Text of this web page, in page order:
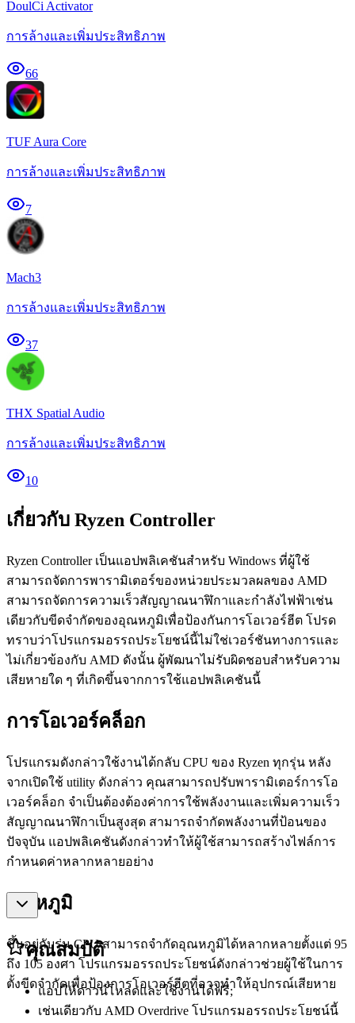
DoulCi Activator
การล้างและเพิ่มประสิทธิภาพ
66
TUF Aura Core
การล้างและเพิ่มประสิทธิภาพ
7
Mach3
การล้างและเพิ่มประสิทธิภาพ
37
THX Spatial Audio
การล้างและเพิ่มประสิทธิภาพ
10
เกี่ยวกับ Ryzen Controller
Ryzen Controller เป็นแอปพลิเคชันสำหรับ Windows ที่ผู้ใช้
สามารถจัดการพารามิเตอร์ของหน่วยประมวลผลของ AMD
สามารถจัดการความเร็วสัญญาณนาฬิกาและกำลังไฟฟ้าเช่น
เดียวกับขีดจำกัดของอุณหภูมิเพื่อป้องกันการโอเวอร์ฮีต โปรด
ทราบว่าโปรแกรมอรรถประโยชน์นี้ไม่ใช่เวอร์ชันทางการและ
ไม่เกี่ยวข้องกับ AMD ดังนั้น ผู้พัฒนาไม่รับผิดชอบสำหรับความ
เสียหายใด ๆ ที่เกิดขึ้นจากการใช้แอปพลิเคชันนี้
การโอเวอร์คล็อก
โปรแกรมดังกล่าวใช้งานได้กลับ CPU ของ Ryzen ทุกรุ่น หลัง
จากเปิดใช้ utility ดังกล่าว คุณสามารถปรับพารามิเตอร์การโอ
เวอร์คล็อก จำเป็นต้องต้องค่าการใช้พลังงานและเพิ่มความเร็ว
สัญญาณนาฬิกาเป็นสูงสุด สามารถจำกัดพลังงานที่ป้อนของ
ปัจจุบัน แอปพลิเคชันดังกล่าวทำให้ผู้ใช้สามารถสร้างไฟล์การ
กำหนดค่าหลากหลายอย่าง
อุณหภูมิ
ขึ้นอยู่กับรุ่นCPUสามารถจำกัดอุณหภูมิได้หลากหลายตั้งแต่ 95
ถึง 105 องศา โปรแกรมอรรถประโยชน์ดังกล่าวช่วยผู้ใช้ในการ
ตั้งขีดจำกัดเพื่อป้องการโอเวอร์ฮีตที่อาจทำให้อุปกรณ์เสียหาย
คุณสมบัติ
แอปให้ดาวน์โหลดและใช้งานได้ฟรี;
เช่นเดียวกับ AMD Overdrive โปรแกรมอรรถประโยชน์นี้